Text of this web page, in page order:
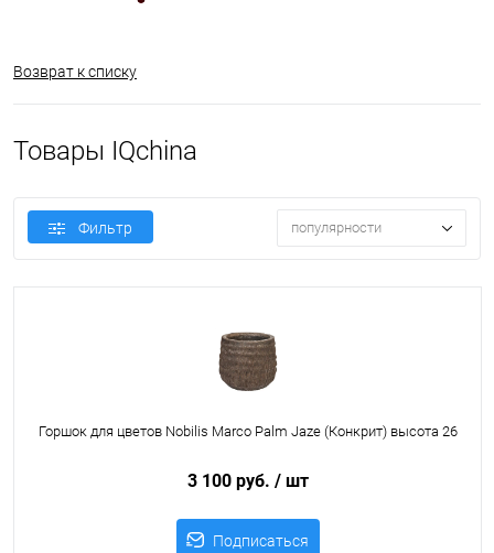
Возврат к списку
Товары IQchina
Фильтр популярности
Горшок для цветов Nobilis Marco Palm Jaze (Конкрит) высота 26
3 100 руб. / шт
Подписаться